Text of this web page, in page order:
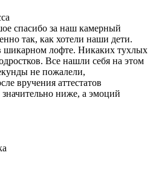
спасибо за наш камерный
так, как хотели наши дети.
лофте. Никаких тухлых
Все нашли себя на этом
не пожалели,
вручения аттестатов
ниже, а эмоций